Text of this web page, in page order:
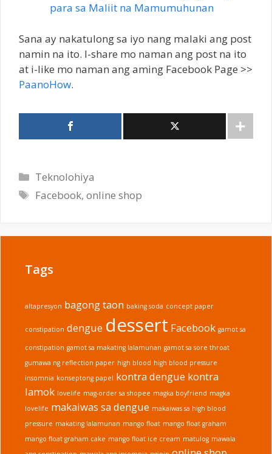
para sa Maliit na Mamumuhunan
Sana ay nakatulong sa iyo nang malaki ang post
namin na ito. I-share mo naman ang post na ito
at i-like mo naman ang aming Facebook Page >>
PaanoHow.
Categories
Teknolohiya
Tags
Facebook,online shop
Tags
altapresyon bagong taon baking soda concept paper
constipation dengue dessert Facebook gamot sa
constipation gamot sa makating lalamunan gamot sa sore throat
gumawa ng reflection paper high blood high blood pressure
insomnia konseptong papel kontra dengue kontra
lamok lovelife mag-order sa shopee magka boyfriend magka
lovelife makaiwas sa dengue makaiwas sa high blood
pressure makating lalamunan mango float mango float graham
mango float graham cake mango float ice cream matulog mawala